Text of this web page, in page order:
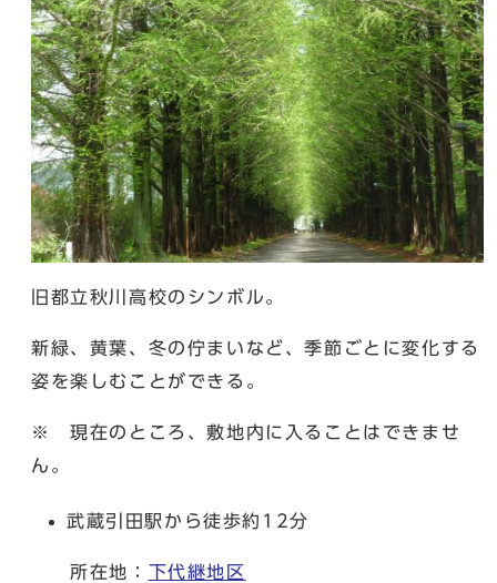
旧都立秋川高校のシンボル。
新緑、黄葉、冬の佇まいなど、季節ごとに変化する
姿を楽しむことができる。
※ 現在のところ、敷地内に入ることはできませ
ん。
武蔵引田駅から徒歩約12分
所在地： 下代継地区